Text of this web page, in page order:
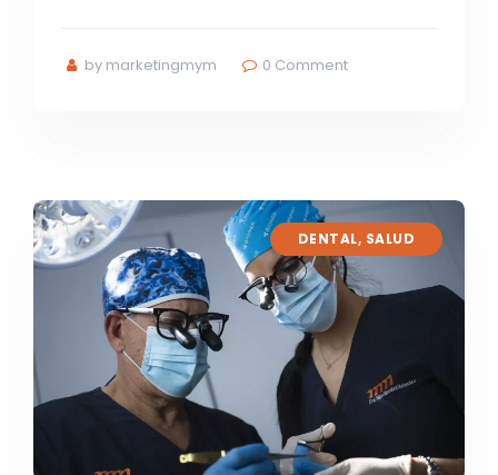
by marketingmym 0 Comment
DENTAL, SALUD